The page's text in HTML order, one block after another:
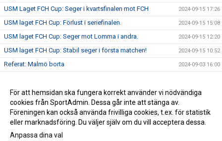
USM Laget FCH Cup: Seger i kvartsfinalen mot FCH 2024-09-15 17:26
USM laget FCH Cup: Förlust i seriefinalen. 2024-09-15 15:08
USM laget FCH Cup: Seger mot Lomma i andra. 2024-09-15 12:20
USM laget FCH Cup: Stabil seger i första matchen! 2024-09-15 10:52
Referat: Malmö borta 2024-09-03 16:00
Återblick: Miniturnering 2024-08-23 10:05
Summering: Försäsong! 2023-09-20 11:23
För att hemsidan ska fungera korrekt använder vi nödvändiga
cookies från SportAdmin. Dessa går inte att stänga av.
Föreningen kan också använda frivilliga cookies, t.ex. för statistik
eller marknadsföring. Du väljer själv om du vill acceptera dessa.
Anpassa dina val